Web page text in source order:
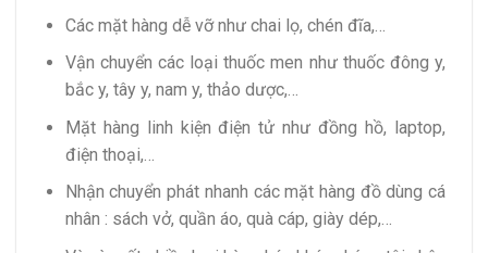
Các mặt hàng dễ vỡ như chai lọ, chén đĩa,…
Vận chuyển các loại thuốc men như thuốc đông y,
bắc y, tây y, nam y, thảo dược,…
Mặt hàng linh kiện điện tử như đồng hồ, laptop,
điện thoại,…
Nhận chuyển phát nhanh các mặt hàng đồ dùng cá
nhân : sách vở, quần áo, quà cáp, giày dép,…